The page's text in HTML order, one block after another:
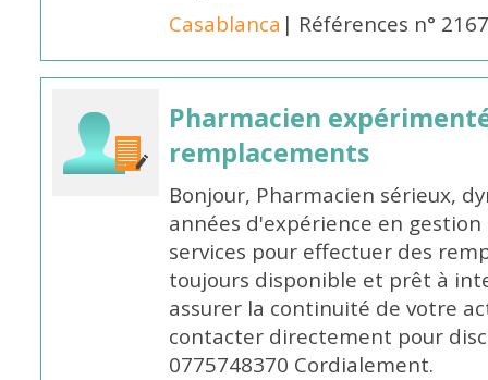
Casablanca | Références n°
Pharmacien
remplacements
Bonjour, Pharmacien sérieux,
années d'expérience en
services pour effectuer des
toujours disponible et prêt à
assurer la continuité de votre
contacter directement pour
0775748370 Cordialement.